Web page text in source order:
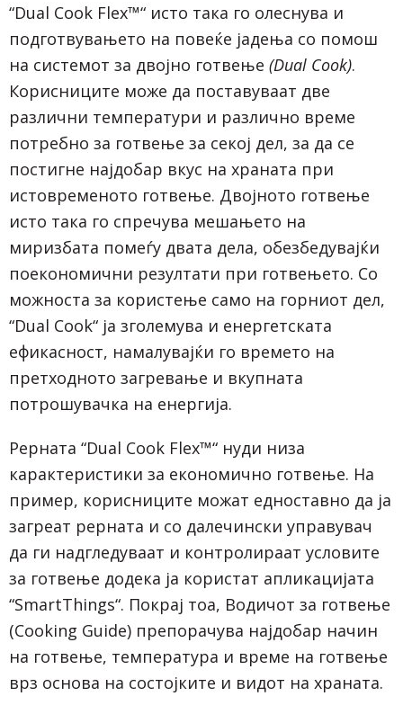
“Dual Cook Flex™“ исто така го олеснува и
подготвувањето на повеќе јадења со помош
на системот за двојно готвење (Dual Cook).
Корисниците може да поставуваат две
различни температури и различно време
потребно за готвење за секој дел, за да се
постигне најдобар вкус на храната при
истовременото готвење. Двојното готвење
исто така го спречува мешањето на
миризбата помеѓу двата дела, обезбедувајќи
поекономични резултати при готвењето. Со
можноста за користење само на горниот дел,
“Dual Cook“ ја зголемува и енергетската
ефикасност, намалувајќи го времето на
претходното загревање и вкупната
потрошувачка на енергија.
Рерната “Dual Cook Flex™“ нуди низа
карактеристики за економично готвење. На
пример, корисниците можат едноставно да ја
загреат рерната и со далечински управувач
да ги надгледуваат и контролираат условите
за готвење додека ја користат апликацијата
“SmartThings“. Покрај тоа, Водичот за готвење
(Cooking Guide) препорачува најдобар начин
на готвење, температура и време на готвење
врз основа на состојките и видот на храната.